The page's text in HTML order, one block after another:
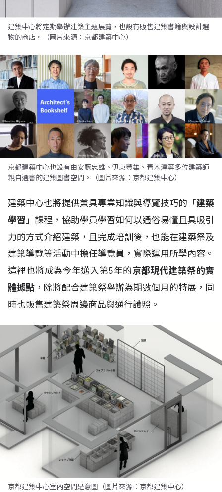
建築中心將定期舉辦建築主題展覽，也設有販售建築書籍與設計選
物的商店。（圖片來源：京都建築中心）
京都建築中心也設有由安藤忠雄、伊東豐雄、青木淳等多位建築師
親自選書的建築圖書空間。（圖片來源：京都建築中心）
建築中心也將提供兼具專業知識與導覽技巧的 「建築
學習」 課程，協助學員學習如何以通俗易懂且具吸引
力的方式介紹建築，且完成培訓後，也能在建築祭及
建築導覽等活動中擔任導覽員，實際運用所學內容。
這裡也將成為今年邁入第5年的京都現代建築祭的實
體據點 ，除將配合建築祭舉辦為期數個月的特展，同
時也販售建築祭周邊商品與通行護照。
京都建築中心室內空間是意圖（圖片來源：京都建築中心）